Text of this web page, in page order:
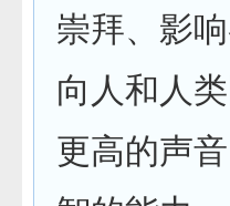
崇拜、影
向人和人
更高的声